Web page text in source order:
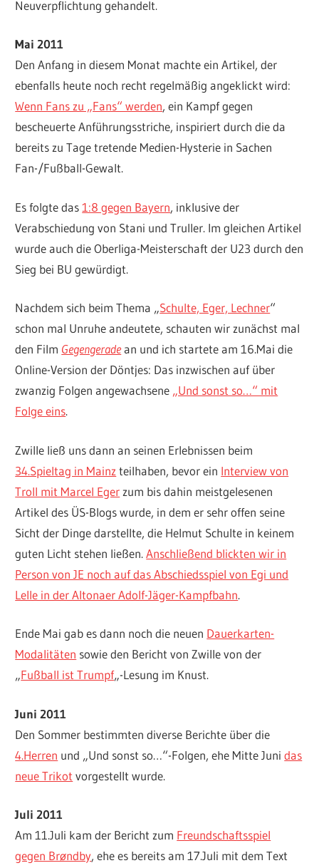
Neuverpflichtung gehandelt.
Mai 2011
Den Anfang in diesem Monat machte ein Artikel, der
ebenfalls heute noch recht regelmäßig angeklickt wird:
Wenn Fans zu „Fans“ werden, ein Kampf gegen
bescheuerte Anführungsstriche, inspiriert durch die da
bereits zu Tage tretende Medien-Hysterie in Sachen
Fan-/Fußball-Gewalt.
Es folgte das1:8 gegen Bayern, inklusive der
Verabschiedung von Stani und Truller. Im gleichen Artikel
wurde auch die Oberliga-Meisterschaft der U23 durch den
Sieg bei BU gewürdigt.
Nachdem sich beim Thema „Schulte, Eger, Lechner“
schon mal Unruhe andeutete, schauten wir zunächst mal
den Film Gegengeradean und ich startete am 16.Mai die
Online-Version der Döntjes: Das inzwischen auf über
zwanzig Folgen angewachsene „Und sonst so…“ mit
Folge eins.
Zwille ließ uns dann an seinen Erlebnissen beim
34.Spieltag in Mainz teilhaben, bevor ein Interview von
Troll mit Marcel Eger zum bis dahin meistgelesenen
Artikel des ÜS-Blogs wurde, in dem er sehr offen seine
Sicht der Dinge darstellte, die Helmut Schulte in keinem
guten Licht stehen ließen.Anschließend blickten wir in
Person von JE noch auf das Abschiedsspiel von Egi und
Lelle in der Altonaer Adolf-Jäger-Kampfbahn.
Ende Mai gab es dann noch die neuen Dauerkarten-
Modalitäten sowie den Bericht von Zwille von der
„Fußball ist Trumpf„-Lesung im Knust.
Juni 2011
Den Sommer bestimmten diverse Berichte über die
4.Herren und „Und sonst so…“-Folgen, ehe Mitte Junidas
neue Trikot vorgestellt wurde.
Juli 2011
Am 11.Juli kam der Bericht zum Freundschaftsspiel
gegen Brøndby, ehe es bereits am 17.Juli mit dem Text